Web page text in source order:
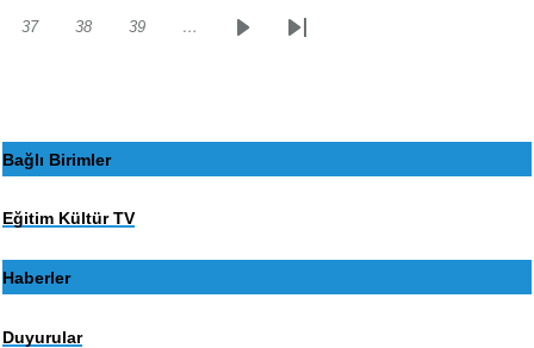
Sayfa
37 Sayfa
38 Sayfa
39 …
SonrakiSon
Bağlı Birimler
Eğitim Kültür TV
Haberler
Duyurular